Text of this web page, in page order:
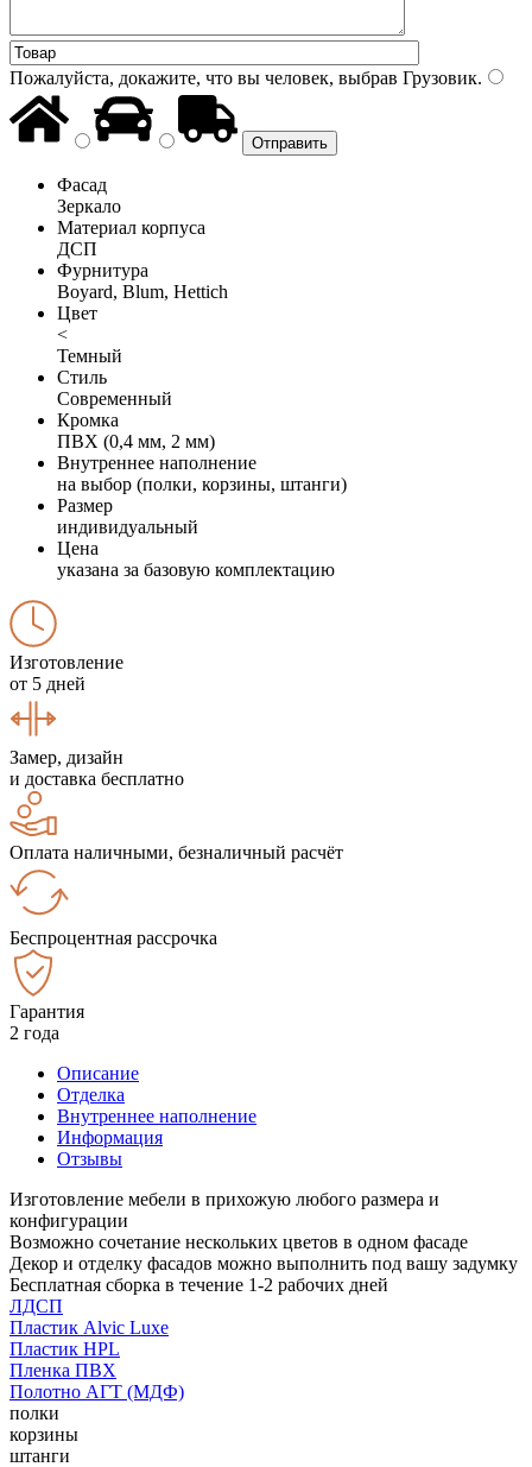
Пожалуйста, докажите, что вы человек, выбрав Грузовик.
Фасад
Зеркало
Материал корпуса
ДСП
Фурнитура
Boyard, Blum, Hettich
Цвет
<
Темный
Стиль
Современный
Кромка
ПВХ (0,4 мм, 2 мм)
Внутреннее наполнение
на выбор (полки, корзины, штанги)
Размер
индивидуальный
Цена
указана за базовую комплектацию
Изготовление
от 5 дней
Замер, дизайн
и доставка бесплатно
Оплата наличными, безналичный расчёт
Беспроцентная рассрочка
Гарантия
2 года
Описание
Отделка
Внутреннее наполнение
Информация
Отзывы
Изготовление мебели в прихожую любого размера и
конфигурации
Возможно сочетание нескольких цветов в одном фасаде
Декор и отделку фасадов можно выполнить под вашу задумку
Бесплатная сборка в течение 1-2 рабочих дней
ЛДСП
Пластик Alvic Luxe
Пластик HPL
Пленка ПВХ
Полотно АГТ (МДФ)
полки
корзины
штанги